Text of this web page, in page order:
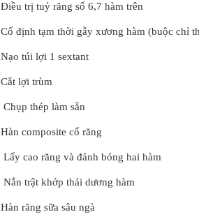
Điều trị tuỷ răng số 6,7 hàm trên
Cố định tạm thời gẫy xương hàm (buộc chỉ
Nạo túi lợi 1 sextant
Cắt lợi trùm
Chụp thép làm sẵn
Hàn composite cổ răng
Lấy cao răng và đánh bóng hai hàm
Nắn trật khớp thái dương hàm
Hàn răng sữa sâu ngà